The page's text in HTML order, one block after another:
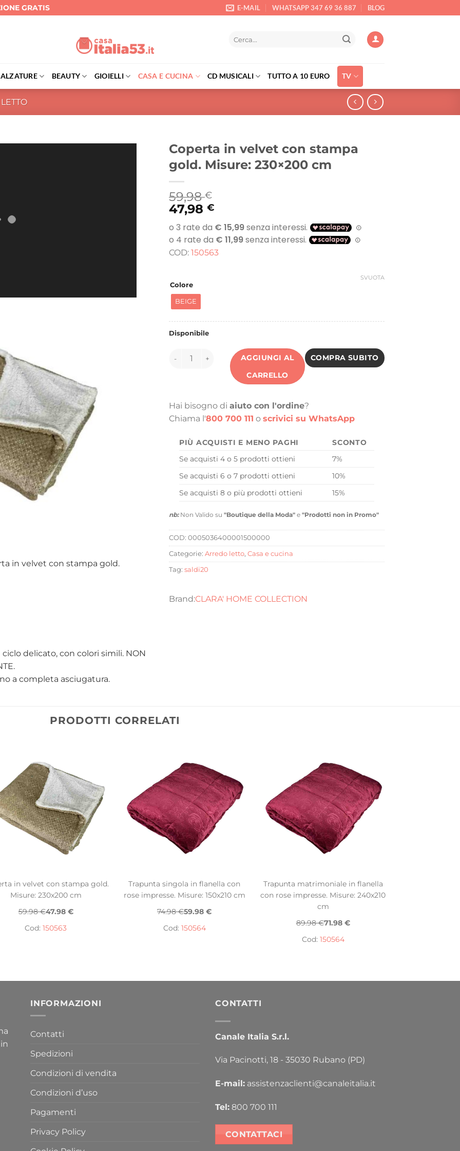
GRATIS E-MAIL WHATSAPP 347 69 36 887 BLOG
BEAUTY GIOIELLI CASA E CUCINA CD MUSICALI TUTTO A 10 EURO TV
in velvet con stampa gold.
delicato, con colori simili. NON
a completa asciugatura.
Coperta in velvet con stampa
gold. Misure: 230×200 cm
59,98€
47,98 €
COD: 150563
Colore
BEIGE
SVUOTA
Disponibile
150563 quantità
AGGIUNGI AL
CARRELLO
COMPRA SUBITO
Hai bisogno di aiuto con l'ordine?
Chiama l'800 700 111 o scrivici su WhatsApp
PIÙ ACQUISTI E MENO PAGHI
SCONTO
Se acquisti 4 o 5 prodotti ottieni
7%
Se acquisti 6 o 7 prodotti ottieni
10%
Se acquisti 8 o più prodotti ottieni
15%
nb:Non Valido su "Boutique della Moda" e "Prodotti non in Promo"
COD: 0005036400001500000
Categorie: Arredo letto, Casa e cucina
Tag: saldi20
CLARA' HOME COLLECTION
PRODOTTI CORRELATI
in velvet con stampa gold.
Misure: 230x200 cm
59.98 €47.98 €
Cod: 150563
Trapunta singola in flanella con
rose impresse. Misure: 150x210 cm
74.98 €59.98 €
Cod: 150564
Trapunta matrimoniale in flanella
con rose impresse. Misure: 240x210
cm
89.98 €71.98 €
Cod: 150564
INFORMAZIONI
Contatti
Spedizioni
Condizioni di vendita
Condizioni d’uso
Pagamenti
Privacy Policy
CONTATTI
Canale Italia S.r.l.
Via Pacinotti, 18 - 35030 Rubano (PD)
E-mail: assistenzaclienti@canaleitalia.it
Tel: 800 700 111
CONTATTACI